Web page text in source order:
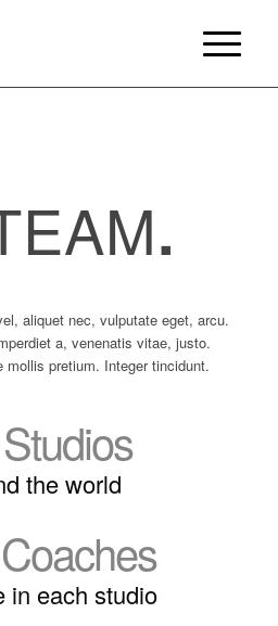
.
aliquet nec, vulputate eget, arcu.
a, venenatis vitae, justo.
mollis pretium. Integer tincidunt.
the world
in each studio